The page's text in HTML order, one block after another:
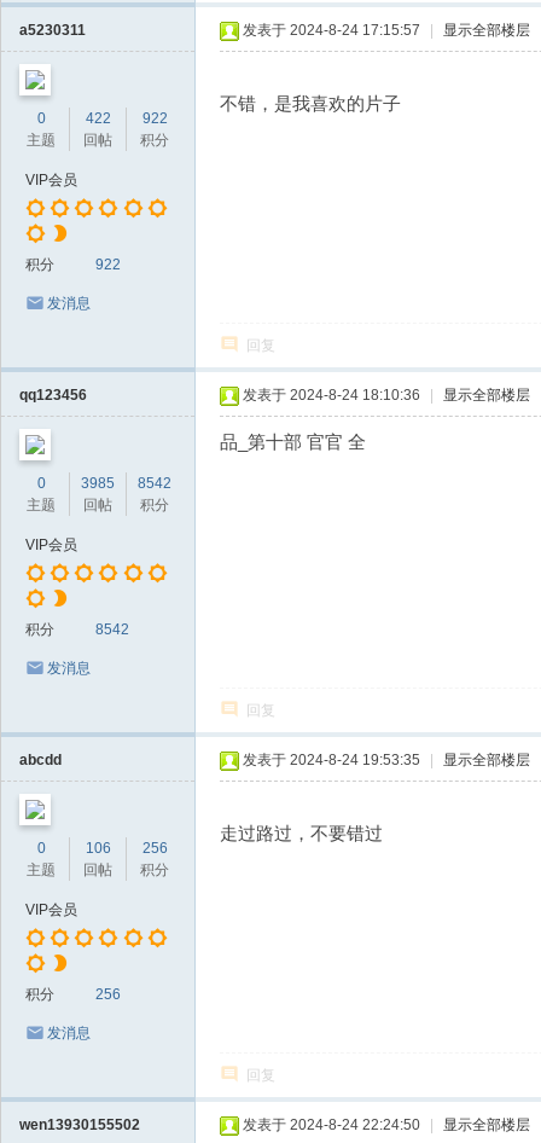
a5230311
0
主题
422
回帖
922
积分
VIP会员
积分 922
发消息
发表于 2024-8-24 17:15:57 显示全部楼层
不错，是我喜欢的片子
回复
qq123456
0
主题
3985
回帖
8542
积分
VIP会员
积分 8542
发消息
发表于 2024-8-24 18:10:36 显示全部楼层
品_第十部 官官 全
回复
abcdd
0
主题
106
回帖
256
积分
VIP会员
积分 256
发消息
发表于 2024-8-24 19:53:35 显示全部楼层
走过路过，不要错过
回复
wen13930155502 发表于 2024-8-24 22:24:50 显示全部楼层